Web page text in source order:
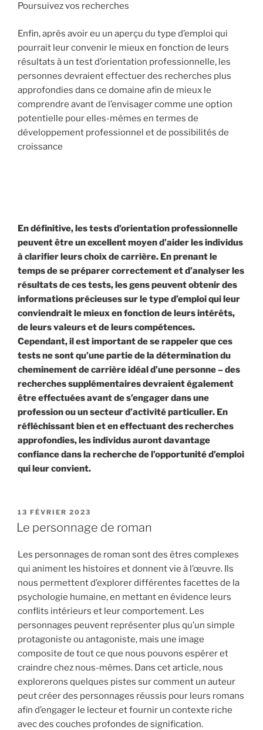
Poursuivez vos recherches
Enfin, après avoir eu un aperçu du type d’emploi qui
pourrait leur convenir le mieux en fonction de leurs
résultats à un test d’orientation professionnelle, les
personnes devraient effectuer des recherches plus
approfondies dans ce domaine afin de mieux le
comprendre avant de l’envisager comme une option
potentielle pour elles-mêmes en termes de
développement professionnel et de possibilités de
croissance
En définitive, les tests d’orientation professionnelle
peuvent être un excellent moyen d’aider les individus
à clarifier leurs choix de carrière. En prenant le
temps de se préparer correctement et d’analyser les
résultats de ces tests, les gens peuvent obtenir des
informations précieuses sur le type d’emploi qui leur
conviendrait le mieux en fonction de leurs intérêts,
de leurs valeurs et de leurs compétences.
Cependant, il est important de se rappeler que ces
tests ne sont qu’une partie de la détermination du
cheminement de carrière idéal d’une personne – des
recherches supplémentaires devraient également
être effectuées avant de s’engager dans une
profession ou un secteur d’activité particulier. En
réfléchissant bien et en effectuant des recherches
approfondies, les individus auront davantage
confiance dans la recherche de l’opportunité d’emploi
qui leur convient.
PUBLIÉ
LE
13 FÉVRIER 2023
Le personnage de roman
Les personnages de roman sont des êtres complexes
qui animent les histoires et donnent vie à l’œuvre. Ils
nous permettent d’explorer différentes facettes de la
psychologie humaine, en mettant en évidence leurs
conflits intérieurs et leur comportement. Les
personnages peuvent représenter plus qu’un simple
protagoniste ou antagoniste, mais une image
composite de tout ce que nous pouvons espérer et
craindre chez nous-mêmes. Dans cet article, nous
explorerons quelques pistes sur comment un auteur
peut créer des personnages réussis pour leurs romans
afin d’engager le lecteur et fournir un contexte riche
avec des couches profondes de signification.